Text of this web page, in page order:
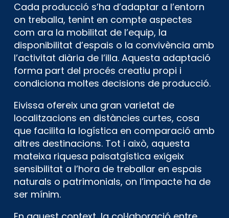
Cada producció s’ha d’adaptar a l’entorn
on treballa, tenint en compte aspectes
com ara la mobilitat de l’equip, la
disponibilitat d’espais o la convivència amb
l’activitat diària de l’illa. Aquesta adaptació
forma part del procés creatiu propi i
condiciona moltes decisions de producció.
Eivissa ofereix una gran varietat de
localitzacions en distàncies curtes, cosa
que facilita la logística en comparació amb
altres destinacions. Tot i això, aquesta
mateixa riquesa paisatgística exigeix ​​
sensibilitat a l’hora de treballar en espais
naturals o patrimonials, on l’impacte ha de
ser mínim.